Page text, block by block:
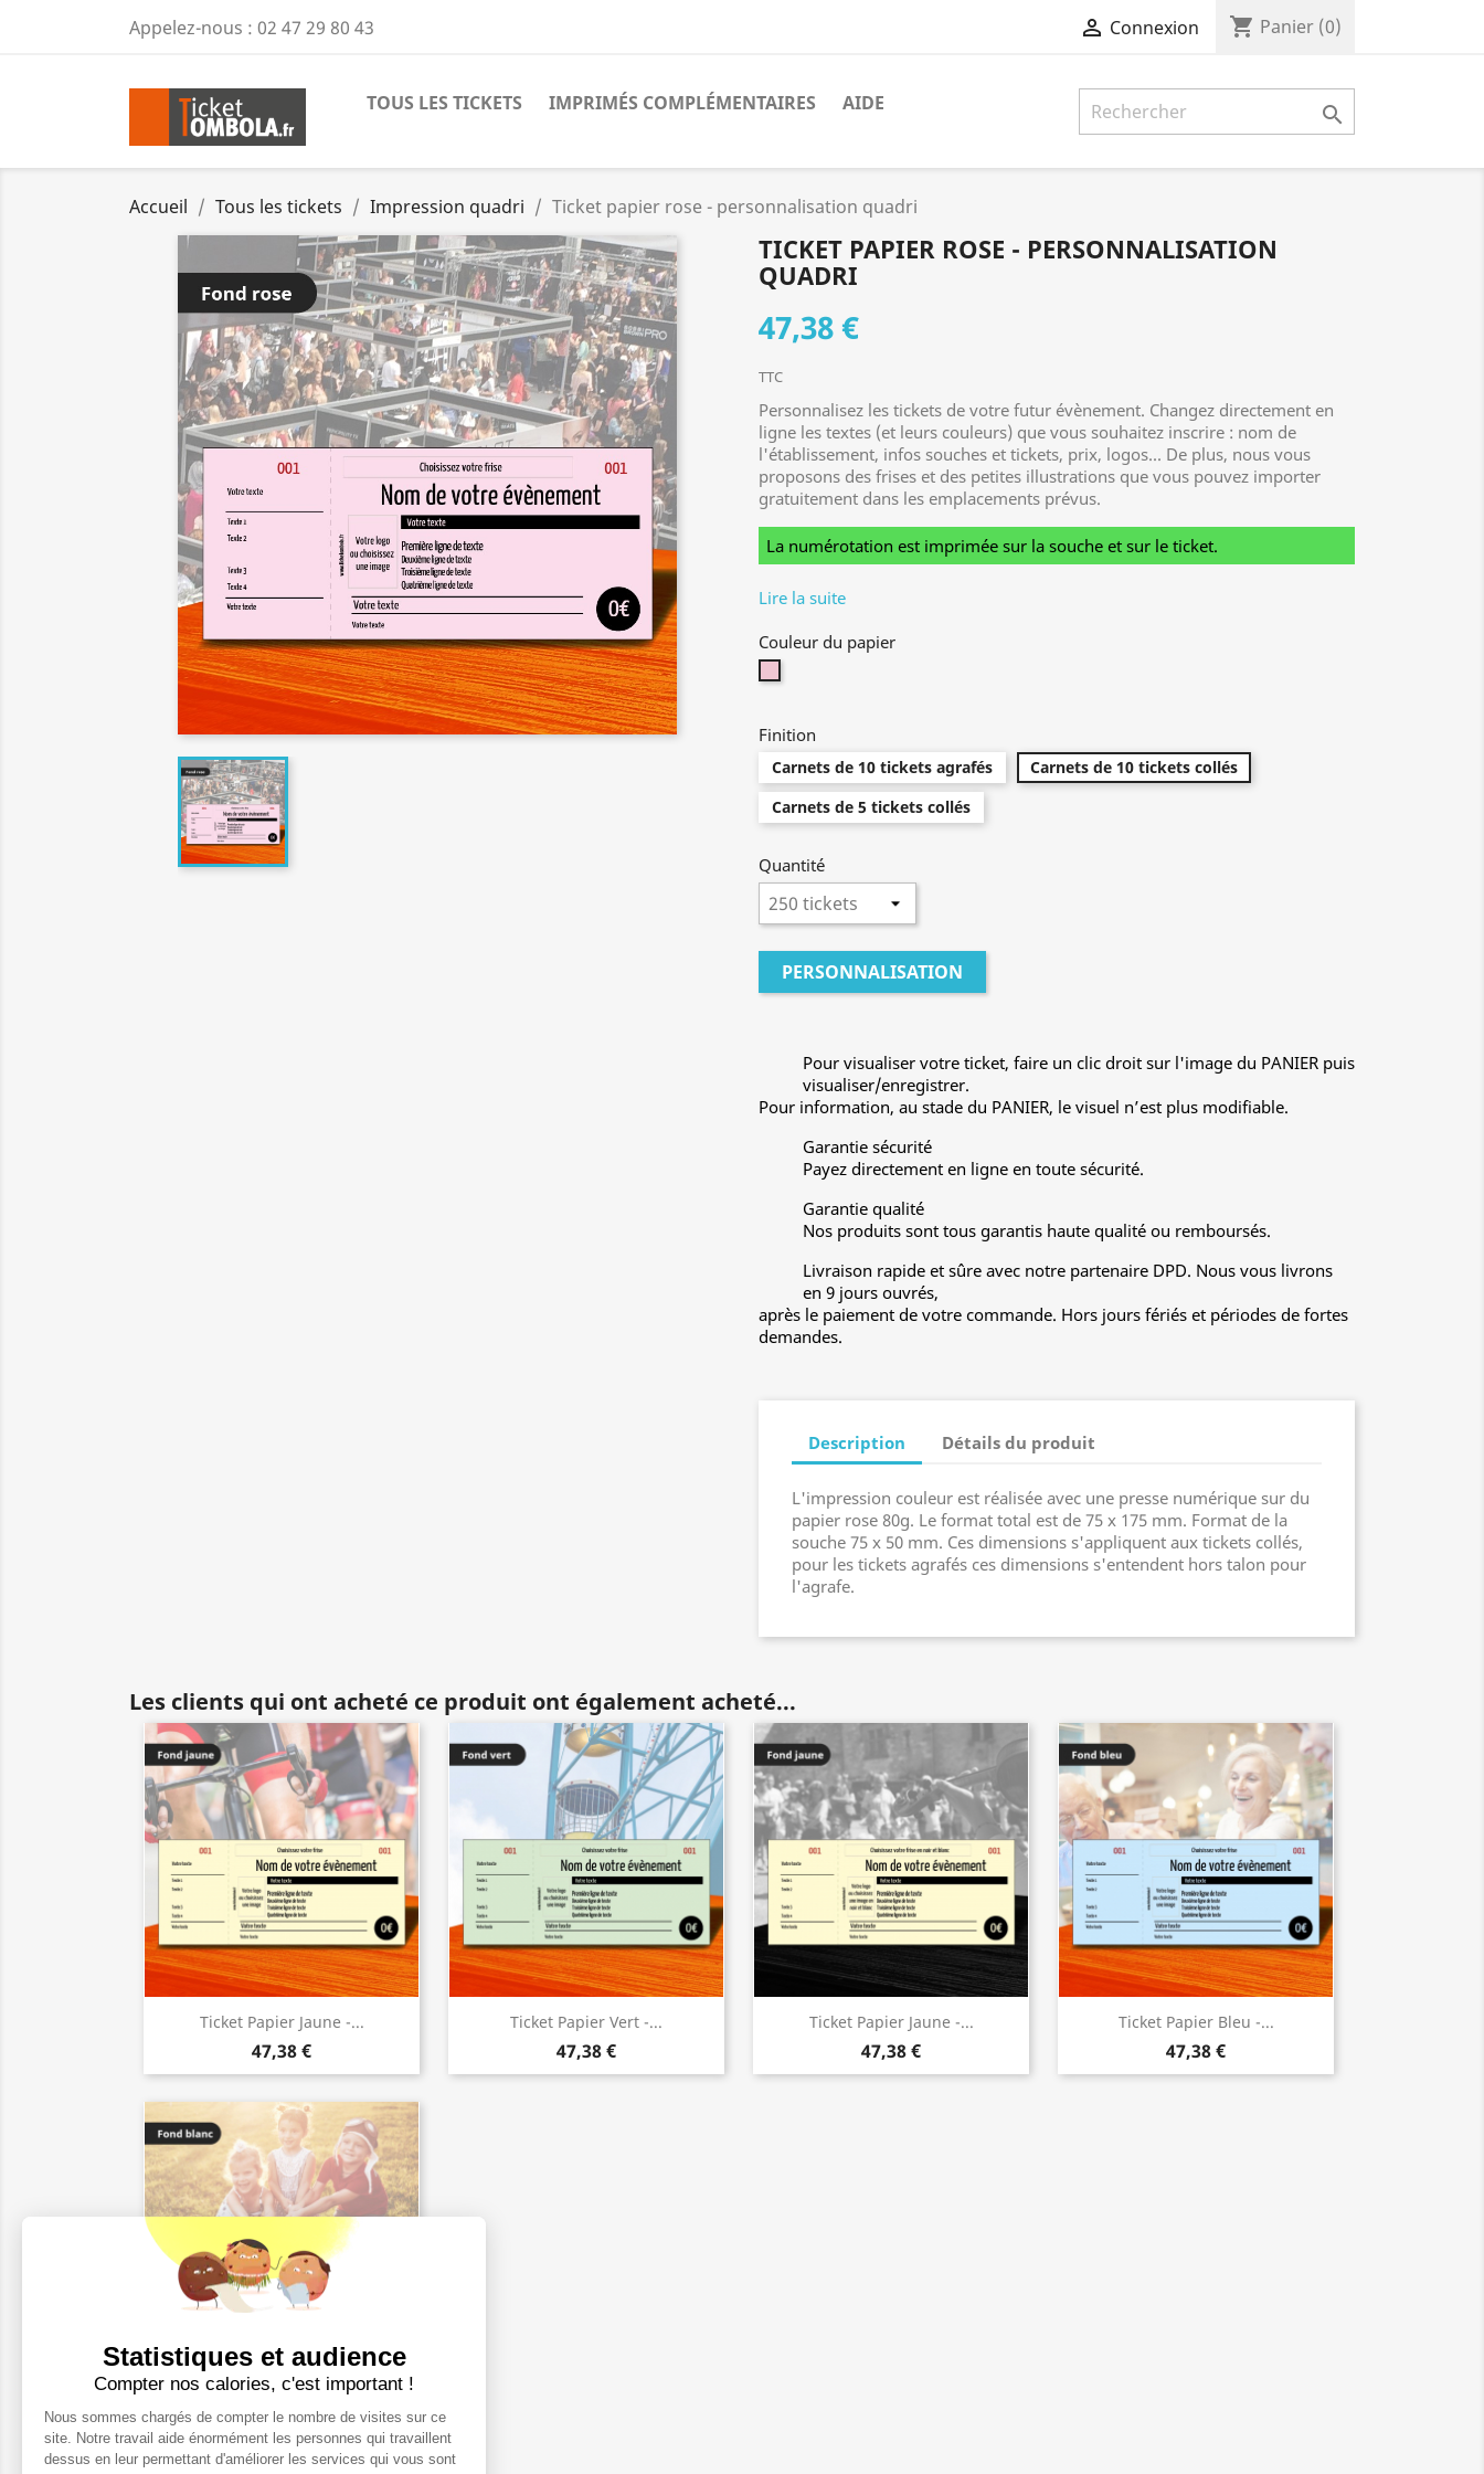
Appelez-nous : 02 47 29 80 43  Connexion shopping_cart Panier (0)
TOUS LES TICKETS IMPRIMÉS COMPLÉMENTAIRES AIDE 
Accueil Tous les tickets Impression quadri Ticket papier rose - personnalisation quadri
TICKET PAPIER ROSE - PERSONNALISATION
QUADRI
47,38 €
TTC
Personnalisez les tickets de votre futur évènement. Changez directement en
ligne les textes (et leurs couleurs) que vous souhaitez inscrire : nom de
l'établissement, infos souches et tickets, prix, logos... De plus, nous vous
proposons des frises et des petites illustrations que vous pouvez importer
gratuitement dans les emplacements prévus.
La numérotation est imprimée sur la souche et sur le ticket.
Lire la suite
Couleur du papier
Finition
Carnets de 10 tickets agrafés
Carnets de 10 tickets collés
Carnets de 5 tickets collés
Quantité
PERSONNALISATION
Pour visualiser votre ticket, faire un clic droit sur l'image du PANIER puis
visualiser/enregistrer.
Pour information, au stade du PANIER, le visuel n’est plus modifiable.
Garantie sécurité
Payez directement en ligne en toute sécurité.
Garantie qualité
Nos produits sont tous garantis haute qualité ou remboursés.
Livraison rapide et sûre avec notre partenaire DPD. Nous vous livrons
en 9 jours ouvrés,
après le paiement de votre commande. Hors jours fériés et périodes de fortes
demandes.
Description Détails du produit
L'impression couleur est réalisée avec une presse numérique sur du
papier rose 80g. Le format total est de 75 x 175 mm. Format de la
souche 75 x 50 mm. Ces dimensions s'appliquent aux tickets collés,
pour les tickets agrafés ces dimensions s'entendent hors talon pour
l'agrafe.
Les clients qui ont acheté ce produit ont également acheté...
Ticket Papier Jaune -...
47,38 €
Ticket Papier Vert -...
47,38 €
Ticket Papier Jaune -...
47,38 €
Ticket Papier Bleu -...
47,38 €
Ticket Papier Blanc -...
47,38 €
Statistiques et audience
Compter nos calories, c'est important !
Nous sommes chargés de compter le nombre de visites sur ce
site. Notre travail aide énormément les personnes qui travaillent
dessus en leur permettant d'améliorer les services qui vous sont